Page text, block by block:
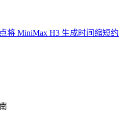
将 MiniMax H3 生成时间缩短约